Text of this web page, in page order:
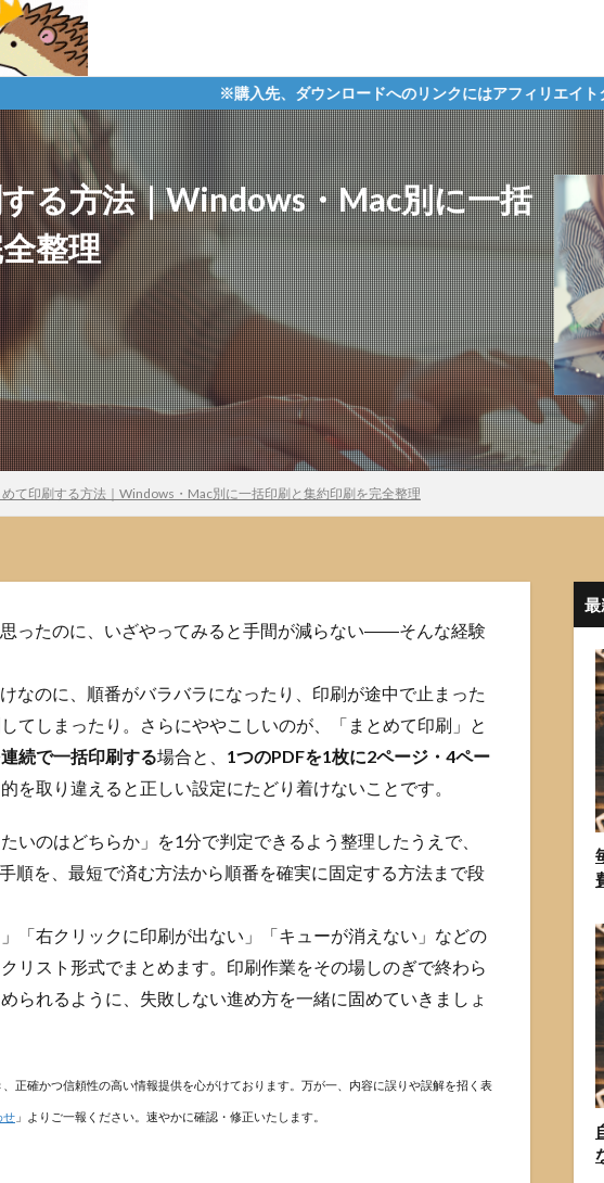
※購入先、ダウンロードへのリンクにはアフィリエイトタグが含まれてお
る方法｜Windows・Mac別に一括
整理
めて印刷する方法｜Windows・Mac別に一括印刷と集約印刷を完全整理
ったのに、いざやってみると手間が減らない――そんな経験
なのに、順番がバラバラになったり、印刷が途中で止まった
てしまったり。さらにややこしいのが、「まとめて印刷」と
続で一括印刷する場合と、 1つのPDFを1枚に2ページ・4ペー
を取り違えると正しい設定にたどり着けないことです。
いのはどちらか」を1分で判定できるよう整理したうえで、
順を、最短で済む方法から順番を確実に固定する方法まで段
「右クリックに印刷が出ない」「キューが消えない」などの
リスト形式でまとめます。印刷作業をその場しのぎで終わら
られるように、失敗しない進め方を一緒に固めていきましょ
、正確かつ信頼性の高い情報提供を心がけております。万が一、内容に誤りや誤解を招く表
せ 」よりご一報ください。速やかに確認・修正いたします。
最